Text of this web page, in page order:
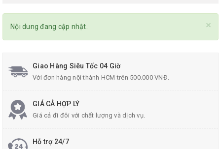
×
Nội dung đang cập nhật.
Giao Hàng Siêu Tốc 04 Giờ
Với đơn hàng nội thành HCM trên 500.000 VNĐ.
GIÁ CẢ HỢP LÝ
Giá cả đi đôi với chất lượng và dịch vụ.
Hỗ trợ 24/7